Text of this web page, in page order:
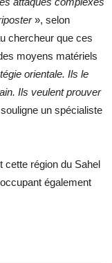
», selon
chercheur que ces
moyens matériels
orientale. Ils le
Ils veulent prouver
un spécialiste
cette région du Sahel
également